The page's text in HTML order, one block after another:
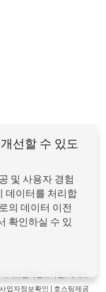
뉴
사업자정보확인 | 호스팅제공
선할 수 있도
및 사용자 경험
데이터를 처리합
의 데이터 이전
확인하실 수 있